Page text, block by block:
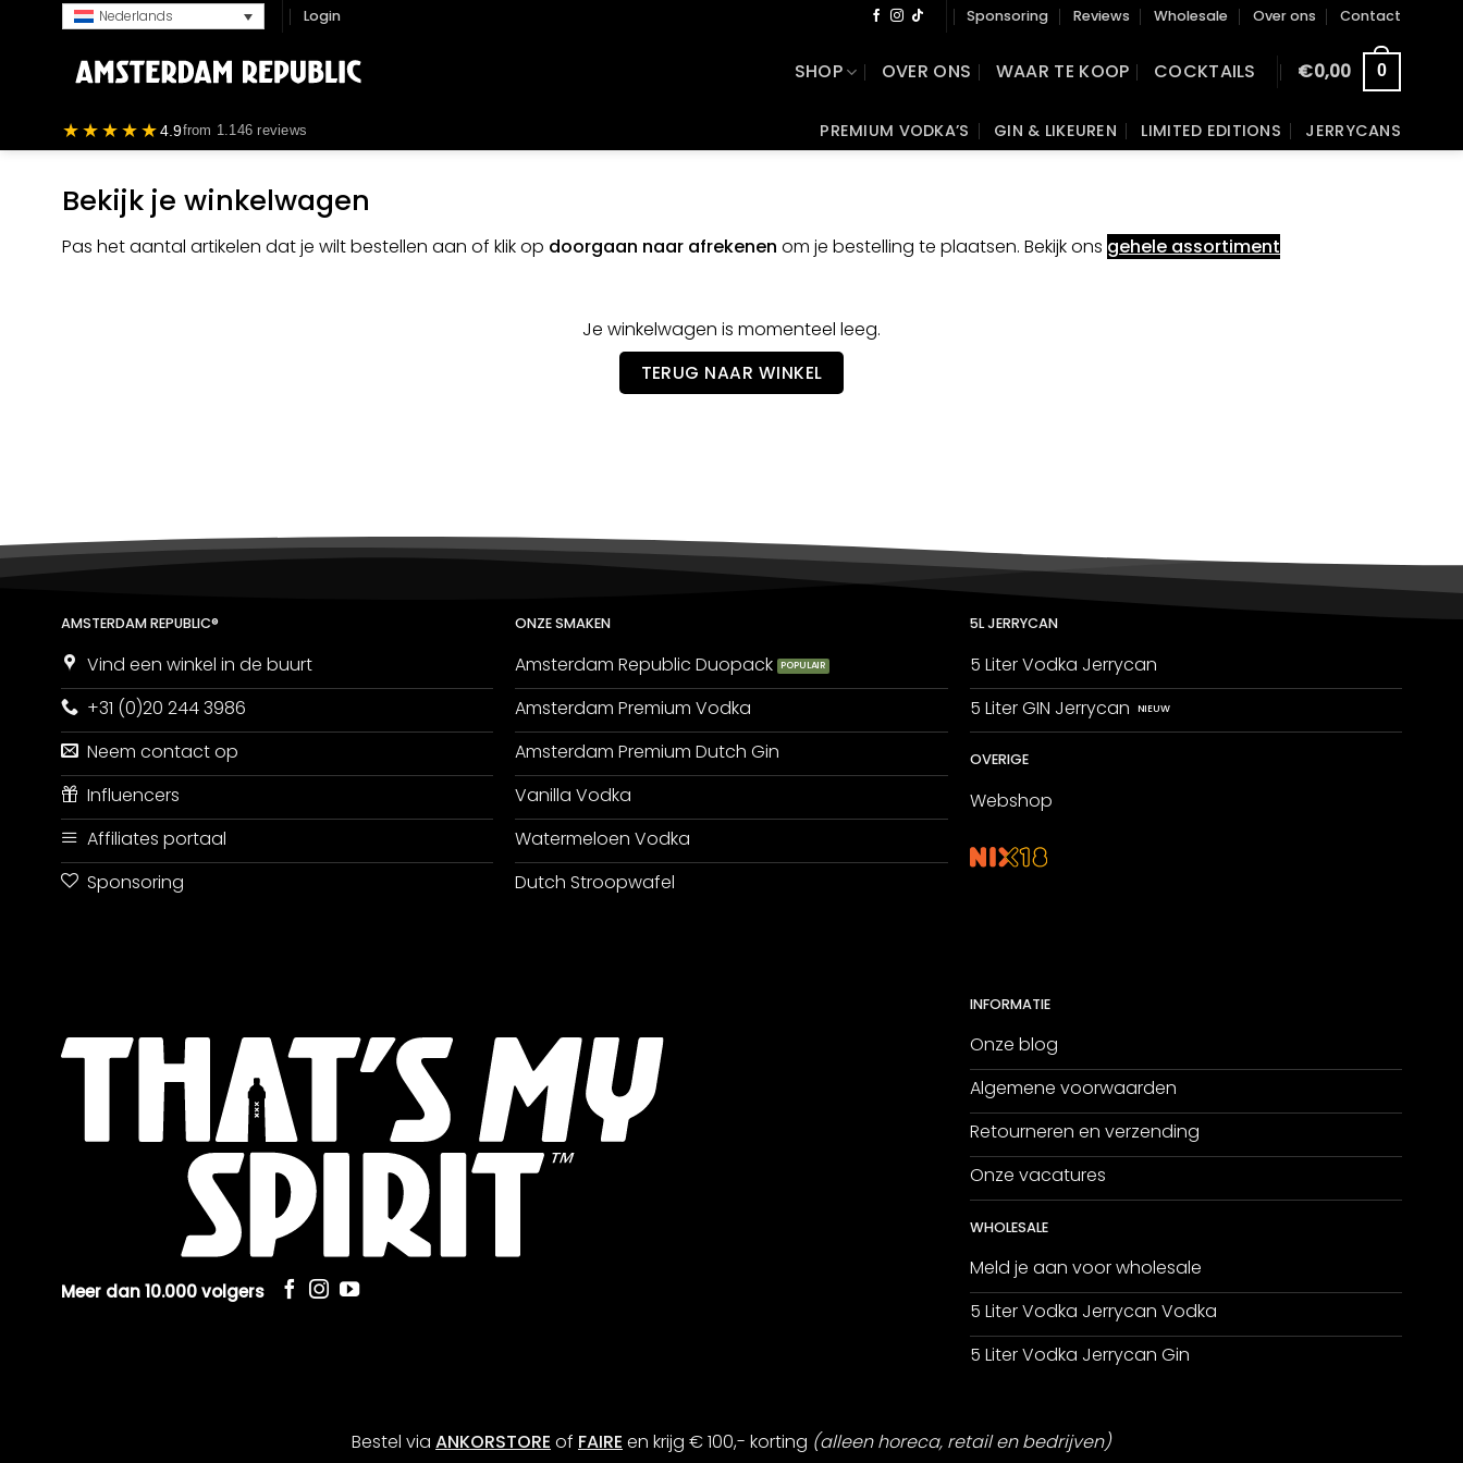
Nederlands Login Sponsoring Reviews Wholesale Over ons Contact
SHOP OVER ONS WAAR TE KOOP COCKTAILS €0,00 0
★★★★★4.9from 1.146 reviews PREMIUM VODKA’S GIN & LIKEUREN LIMITED EDITIONS JERRYCANS
Bekijk je winkelwagen
Pas het aantal artikelen dat je wilt bestellen aan of klik op doorgaan naar afrekenen om je bestelling te plaatsen. Bekijk ons gehele assortiment
Je winkelwagen is momenteel leeg.
TERUG NAAR WINKEL
AMSTERDAM REPUBLIC®
Vind een winkel in de buurt
+31 (0)20 244 3986
Neem contact op
Influencers
Affiliates portaal
Sponsoring
ONZE SMAKEN
Amsterdam Republic Duopack
Amsterdam Premium Vodka
Amsterdam Premium Dutch Gin
Vanilla Vodka
Watermeloen Vodka
Dutch Stroopwafel
5L JERRYCAN
5 Liter Vodka Jerrycan
5 Liter GIN Jerrycan
OVERIGE
Webshop
Meer dan 10.000 volgers
INFORMATIE
Onze blog
Algemene voorwaarden
Retourneren en verzending
Onze vacatures
WHOLESALE
Meld je aan voor wholesale
5 Liter Vodka Jerrycan Vodka
5 Liter Vodka Jerrycan Gin
Bestel via ANKORSTORE of FAIRE en krijg € 100,- korting (alleen horeca, retail en bedrijven)